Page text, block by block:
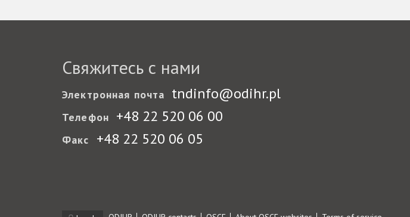
Свяжитесь с нами
Электронная почта tndinfo@odihr.pl
Телефон +48 22 520 06 00
Факс +48 22 520 06 05